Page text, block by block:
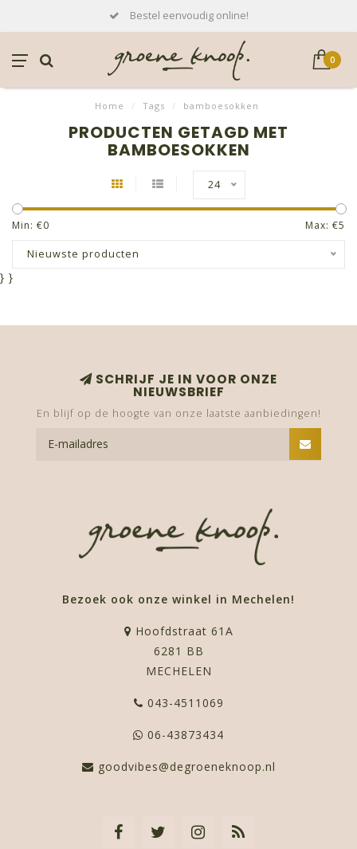
Bestel eenvoudig online!
0
Home / Tags / bamboesokken
PRODUCTEN GETAGD MET
BAMBOESOKKEN
24
Min: €0 Max: €5
Nieuwste producten
} }
SCHRIJF JE IN VOOR ONZE
NIEUWSBRIEF
En blijf op de hoogte van onze laatste aanbiedingen!
Bezoek ook onze winkel in Mechelen!
Hoofdstraat 61A
6281 BB
MECHELEN
043-4511069
06-43873434
goodvibes@degroeneknoop.nl